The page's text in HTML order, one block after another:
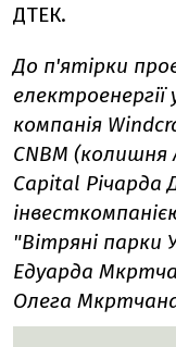
ДТЕК.
До п'ятірки
компанія
CNBM (колишня
Capital Річарда
"Вітряні парки
Едуарда
Олега